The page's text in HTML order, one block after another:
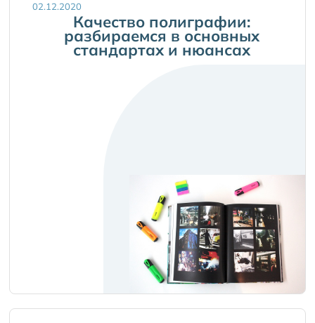
02.12.2020
Качество полиграфии:
разбираемся в основных
стандартах и нюансах